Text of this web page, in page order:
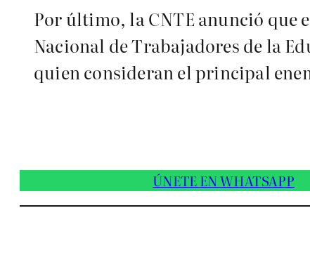
Por último, la CNTE anunció
Nacional de Trabajadores de la
quien consideran el principal
ÚNETE EN WHATSAPP